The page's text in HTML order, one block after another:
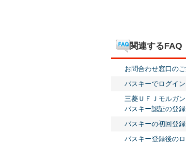
関連するFAQ
お問合わせ窓口の
パスキーでログイ
三菱ＵＦＪモルガ
パスキー認証の登録
パスキーの初回登
パスキー登録後の